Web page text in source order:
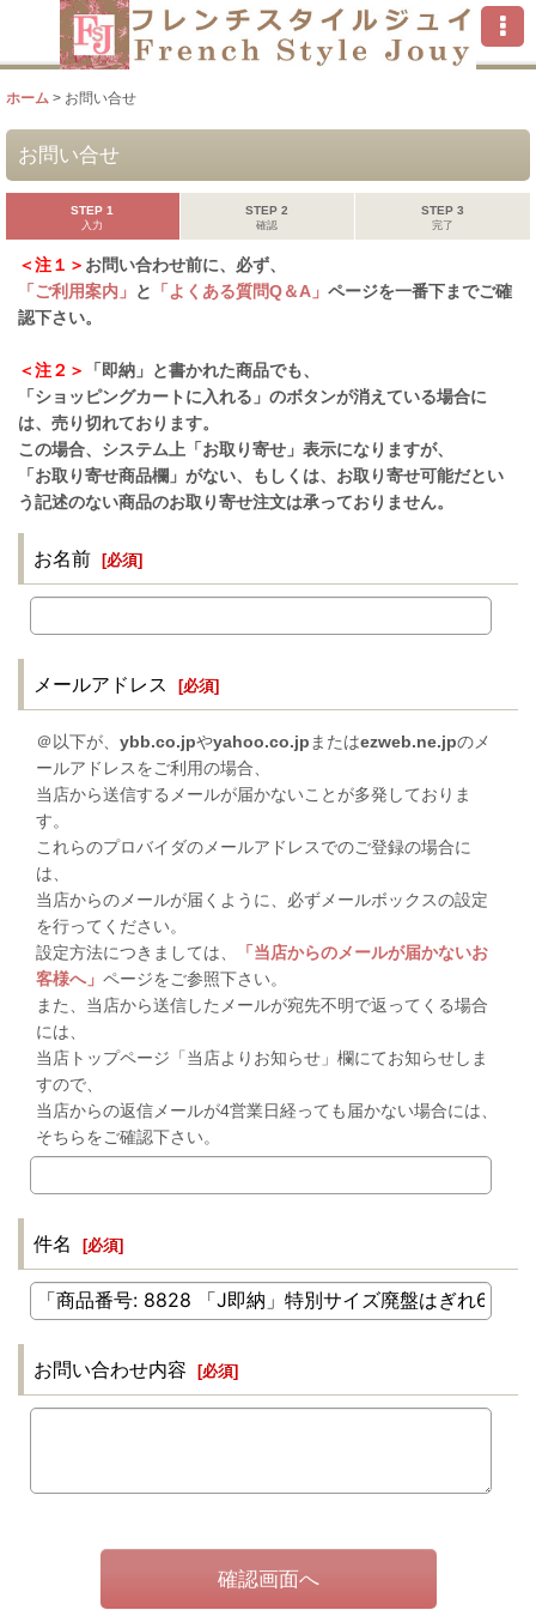
ホーム > お問い合せ
お問い合せ
STEP 1
入力
STEP 2
確認
STEP 3
完了
＜注１＞ お問い合わせ前に、必ず、
「ご利用案内」 と 「よくある質問Q＆A」 ページを一番下までご確
認下さい。
＜注２＞
「即納」と書かれた商品でも、
「ショッピングカートに入れる」のボタンが消えている場合に
は、売り切れております。
この場合、システム上「お取り寄せ」表示になりますが、
「お取り寄せ商品欄」がない、もしくは、お取り寄せ可能だとい
う記述のない商品のお取り寄せ注文は承っておりません。
お名前 [必須]
メールアドレス [必須]
＠以下が、 ybb.co.jpやyahoo.co.jp またはezweb.ne.jpのメ
ールアドレスをご利用の場合、
当店から送信するメールが届かないことが多発しておりま
す。
これらのプロバイダのメールアドレスでのご登録の場合に
は、
当店からのメールが届くように、必ずメールボックスの設定
を行ってください。
設定方法につきましては、
「当店からのメールが届かないお
客様へ」 ページをご参照下さい。
また、当店から送信したメールが宛先不明で返ってくる場合
には、
当店トップページ「当店よりお知らせ」欄にてお知らせしま
すので、
当店からの返信メールが4営業日経っても届かない場合には、
そちらをご確認下さい。
件名 [必須]
お問い合わせ内容 [必須]
確認画面へ